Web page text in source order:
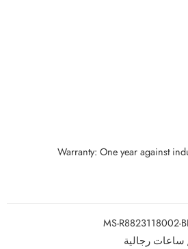
Warranty: One year against
MS-R8823118002-
, ساعات رجالية